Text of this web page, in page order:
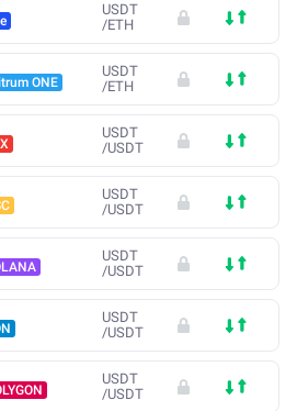
USDT
/ETH
ONE
USDT
/ETH
USDT
/USDT
USDT
/USDT
USDT
/USDT
USDT
/USDT
USDT
/USDT